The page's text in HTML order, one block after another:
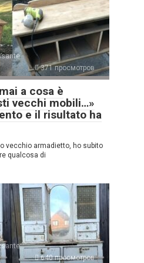
371 просмотров
a cosa è
vecchi mobili…»
e il risultato ha
vecchio armadietto, ho subito
qualcosa di
640 просмотров